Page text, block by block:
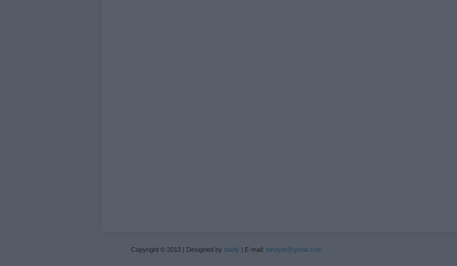
Copyright © 2013 | Designed by badly | E-mail: hestyle@gmail.com